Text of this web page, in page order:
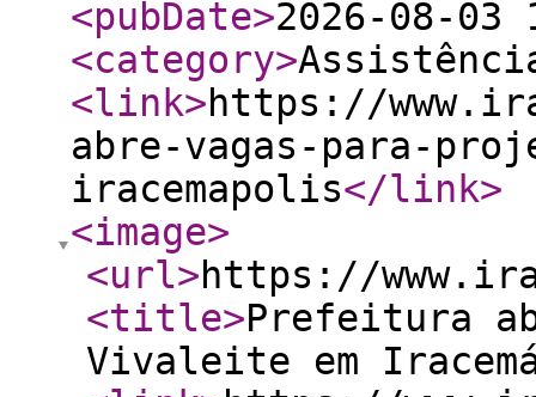
<pubDate>2026-08-03
<category>
<link>https://
abre-vagas-para-
iracemapolis</link>
<image>
<url>https://
<title>Prefeitura
Vivaleite em